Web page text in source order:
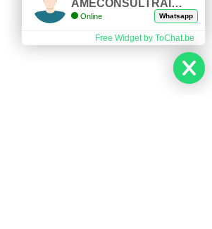
AMECONSULTRAINING
Online Whatsapp
Free Widget by ToChat.be